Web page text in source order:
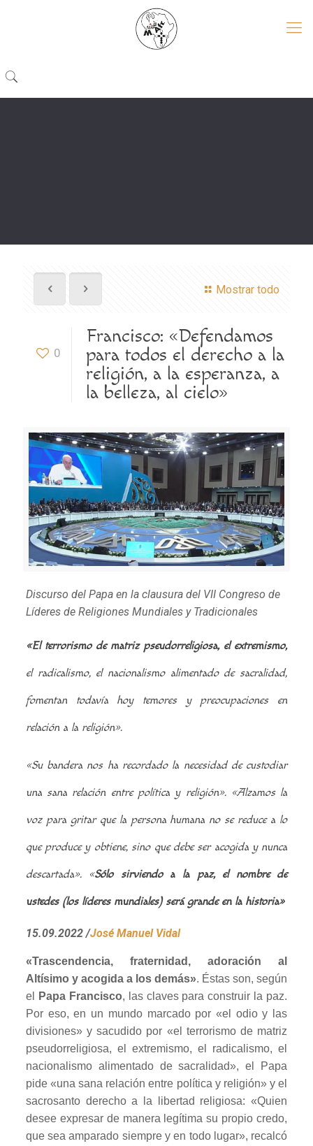
Mostrar todo
0
Francisco: «Defendamos
para todos el derecho a la
religión, a la esperanza, a
la belleza, al cielo»
Discurso del Papa en la clausura del VII Congreso de
Líderes de Religiones Mundiales y Tradicionales
«El terrorismo de matriz pseudorreligiosa, el extremismo,
el radicalismo, el nacionalismo alimentado de sacralidad,
fomentan todavía hoy temores y preocupaciones en
relación a la religión».
«Su bandera nos ha recordado la necesidad de custodiar
una sana relación entre política y religión». «Alzamos la
voz para gritar que la persona humana no se reduce a lo
que produce y obtiene, sino que debe ser acogida y nunca
descartada». «Sólo sirviendo a la paz, el nombre de
ustedes (los líderes mundiales) será grande en la historia»
15.09.2022/José Manuel Vidal
«Trascendencia, fraternidad, adoración al
Altísimo y acogida a los demás». Éstas son, según
el
Papa Francisco, las claves para construir la paz.
Por eso, en un mundo marcado por «el odio y las
divisiones» y sacudido por «el terrorismo de matriz
pseudorreligiosa, el extremismo, el radicalismo, el
nacionalismo alimentado de sacralidad», el Papa
pide «una sana relación entre política y religión» y el
sacrosanto derecho a la libertad religiosa: «Quien
desee expresar de manera legítima su propio credo,
que sea amparado siempre y en todo lugar», recalcó